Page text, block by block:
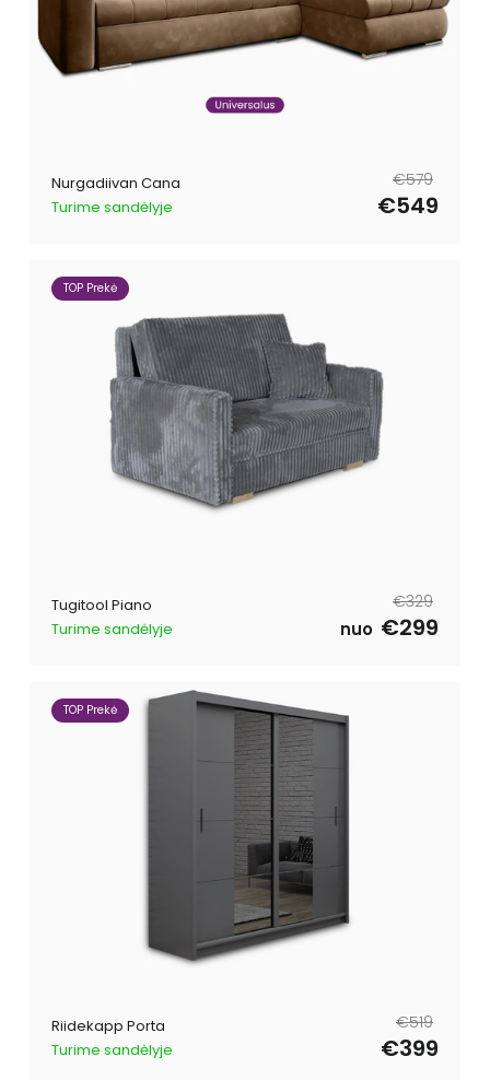
Nurgadiivan Cana
Turime sandėlyje
Tavahind
€579
Müügihind
€549
TOP Prekė
Tugitool Piano
Turime sandėlyje
Tavahind
€329
Müügihind
nuo €299
TOP Prekė
Riidekapp Porta
Turime sandėlyje
Tavahind
€519
Müügihind
€399